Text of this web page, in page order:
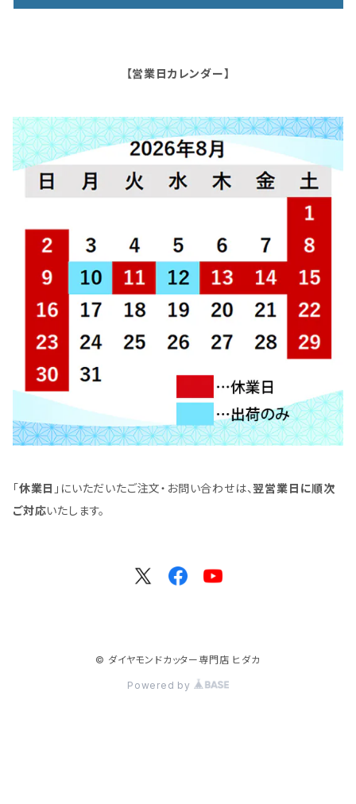
【営業日カレンダー】
「休業日 」にいただいたご注文・お問い合わせは、翌営業日に順次
ご対応いたします。
© ダイヤモンドカッター専門店 ヒダカ
Powered by